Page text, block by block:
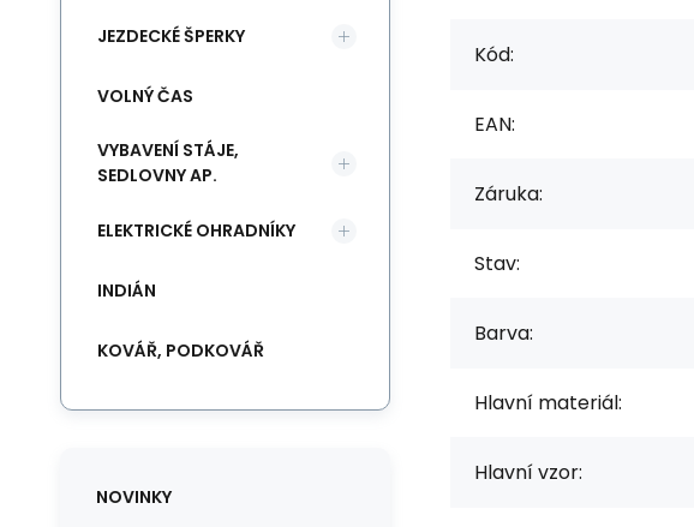
Kód:
EAN:
Záruka:
Stav:
Barva:
Hlavní materiál:
Hlavní vzor:
JEZDECKÉ ŠPERKY
VOLNÝ ČAS
VYBAVENÍ STÁJE,
SEDLOVNY AP.
ELEKTRICKÉ OHRADNÍKY
INDIÁN
KOVÁŘ, PODKOVÁŘ
NOVINKY